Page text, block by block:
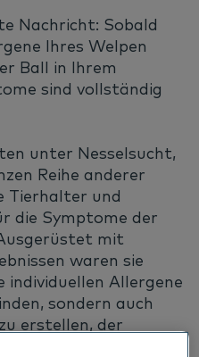
Nachricht: Sobald
Ihres Welpen
Ball in Ihrem
sind vollständig
unter Nesselsucht,
Reihe anderer
Tierhalter und
die Symptome der
mit
waren sie
individuellen Allergene
sondern auch
erstellen, der
Linderung führte.